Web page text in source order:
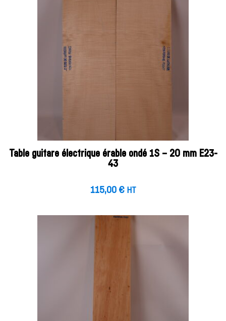
Table guitare électrique érable ondé 1S – 20 mm E23-
43
115,00 € HT